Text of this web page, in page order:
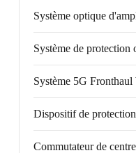
Système optique
Système de protection
Système 5G
Dispositif de
Commutateur de